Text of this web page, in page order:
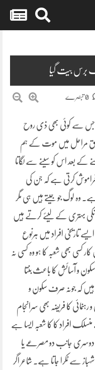
برس بیت گیا
جس سے کوئی بھی ذی روح
تخلیق مراحل میں موت کے ہم
کے بعد اس کو سینے سے لگاتا
کرتی ہے کہ جن کی
وہ لوگ جو جیتے ہیں ہی مگر
بہتری کے لیئے کرتے ہیں
تاریخی افراد میں ہرنوع
کسی بھی شعبہ کا ہو وہ کسی نہ
و آسائش کا باعث بنتا
کہ جونہ صرف سکون و
رہنمائی کا فریضہ بھی سرانجام
افراد کا کا شعبہ ایسا ہے
دوسری جانب دو مصرعے یا
سے ٹکرا جاتا ہے۔ شاعر اگر